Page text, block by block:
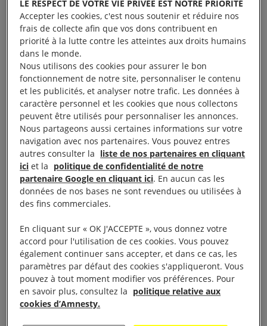
28ème foulées des droits humains le dimanche 4
novembre. Départ devant les écoles.
enfants : 9h35, 1/2 km, gratuit
adultes : 10 h, 6/12 km, 8 €
Inscritption à partir du 1er octobre., clôture des
LE RESPECT DE VOTRE VIE PRIVÉE EST NOTRE PRIORITÉ
Accepter les cookies, c'est nous soutenir et réduire nos
frais de collecte afin que vos dons contribuent en
priorité à la lutte contre les atteintes aux droits humains
dans le monde.
Nous utilisons des cookies pour assurer le bon
fonctionnement de notre site, personnaliser le contenu
et les publicités, et analyser notre trafic. Les données à
caractère personnel et les cookies que nous collectons
peuvent être utilisés pour personnaliser les annonces.
Nous partageons aussi certaines informations sur votre
navigation avec nos partenaires. Vous pouvez entres
autres consulter la liste de nos partenaires en cliquant
ici et la politique de confidentialité de notre
partenaire Google en cliquant ici. En aucun cas les
données de nos bases ne sont revendues ou utilisées à
des fins commerciales.
En cliquant sur « OK J'ACCEPTE », vous donnez votre
accord pour l'utilisation de ces cookies. Vous pouvez
également continuer sans accepter, et dans ce cas, les
paramètres par défaut des cookies s'appliqueront. Vous
pouvez à tout moment modifier vos préférences. Pour
en savoir plus, consultez la politique relative aux
cookies d’Amnesty.